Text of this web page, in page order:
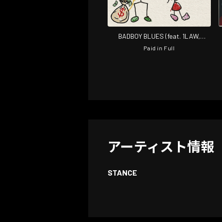
BADBOY BLUES (feat. 1LAW,
BEAR.B & STANCE)
Paid in Full
アーティスト情報
STANCE